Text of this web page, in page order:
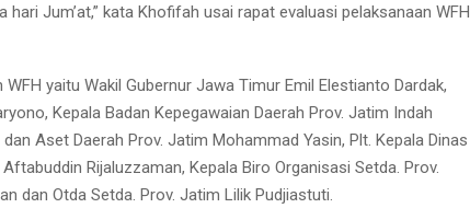
Jum’at,” kata Khofifah usai rapat evaluasi pelaksanaan WFH
yaitu Wakil Gubernur Jawa Timur Emil Elestianto Dardak,
Kepala Badan Kepegawaian Daerah Prov. Jatim Indah
Aset Daerah Prov. Jatim Mohammad Yasin, Plt. Kepala Dinas
Rijaluzzaman, Kepala Biro Organisasi Setda. Prov.
dan Otda Setda. Prov. Jatim Lilik Pudjiastuti.